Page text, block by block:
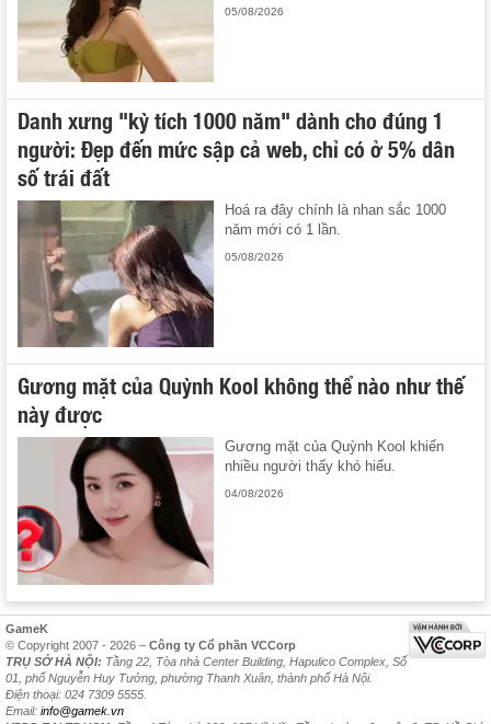
05/08/2026
Danh xưng "kỳ tích 1000 năm" dành cho đúng 1
người: Đẹp đến mức sập cả web, chỉ có ở 5% dân
số trái đất
Hoá ra đây chính là nhan sắc 1000
năm mới có 1 lần.
05/08/2026
Gương mặt của Quỳnh Kool không thể nào như thế
này được
Gương mặt của Quỳnh Kool khiến
nhiều người thấy khó hiểu.
04/08/2026
GameK
© Copyright 2007 - 2026 – Công ty Cổ phần VCCorp
TRỤ SỞ HÀ NỘI: Tầng 22, Tòa nhà Center Building, Hapulico Complex, Số
01, phố Nguyễn Huy Tưởng, phường Thanh Xuân, thành phố Hà Nội.
Điện thoại: 024 7309 5555.
Email: info@gamek.vn